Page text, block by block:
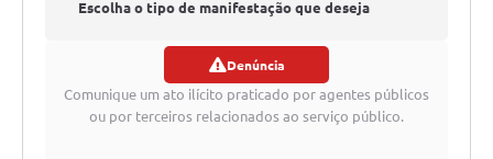
Escolha o tipo de manifestação que deseja
Denúncia
Comunique um ato ilícito praticado por agentes públicos
ou por terceiros relacionados ao serviço público.